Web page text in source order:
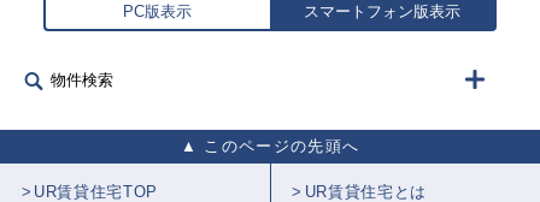
PC版表示 スマートフォン版表示
物件検索
このページの先頭へ
UR賃貸住宅TOP UR賃貸住宅とは